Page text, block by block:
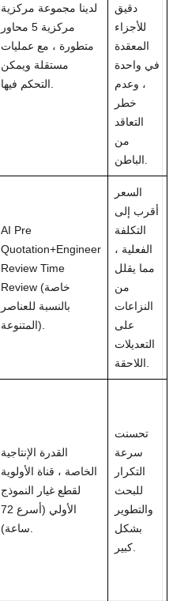
لدينا مجموعة مركزية
مركزية 5 محاور
متطورة ، مع عمليات
مستقلة ويمكن
دقيق
للأجزاء
المعقدة
في واحدة
، وعدم
خطر
التعاقد
من
AI Pre
Quotation+Engineer
Review Time
Review (خاصة
بالنسبة للعناصر
المتنوعة).
السعر
أقرب إلى
التكلفة
الفعلية ،
مما يقلل
من
النزاعات
على
التعديلات
القدرة الإنتاجية
الخاصة ، قناة الأولوية
لقطع غيار النموذج
الأولي (أسرع 72
تحسنت
سرعة
التكرار
للبحث
والتطوير
بشكل